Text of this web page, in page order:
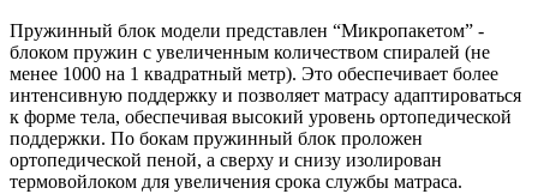
Пружинный блок модели представлен “Микропакетом” -
блоком пружин с увеличенным количеством спиралей (не
менее 1000 на 1 квадратный метр). Это обеспечивает более
интенсивную поддержку и позволяет матрасу адаптироваться
к форме тела, обеспечивая высокий уровень ортопедической
поддержки. По бокам пружинный блок проложен
ортопедической пеной, а сверху и снизу изолирован
термовойлоком для увеличения срока службы матраса.